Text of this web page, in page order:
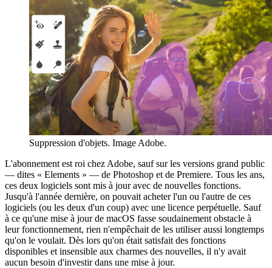
Suppression d'objets. Image Adobe.
L'abonnement est roi chez Adobe, sauf sur les versions grand public
— dites « Elements » — de Photoshop et de Premiere. Tous les ans,
ces deux logiciels sont mis à jour avec de nouvelles fonctions.
Jusqu'à l'année dernière, on pouvait acheter l'un ou l'autre de ces
logiciels (ou les deux d'un coup) avec une licence perpétuelle. Sauf
à ce qu'une mise à jour de macOS fasse soudainement obstacle à
leur fonctionnement, rien n'empêchait de les utiliser aussi longtemps
qu'on le voulait. Dès lors qu'on était satisfait des fonctions
disponibles et insensible aux charmes des nouvelles, il n'y avait
aucun besoin d'investir dans une mise à jour.